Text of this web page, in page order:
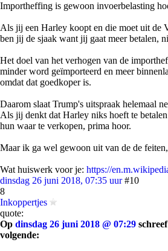
Importheffing is gewoon invoerbelasting
Als jij een Harley koopt en die moet uit de
ben jij de sjaak want jij gaat meer betalen,
Het doel van het verhogen van de
minder word geïmporteerd en meer
omdat dat goedkoper is.
Daarom slaat Trump's uitspraak helemaal
Als jij denkt dat Harley niks hoeft te
hun waar te verkopen, prima hoor.
Maar ik ga wel gewoon uit van de de
Wat huiswerk voor je: https://
dinsdag 26 juni 2018, 07:35 uur #10
8
Inkoppertjes
quote:
Op dinsdag 26 juni 2018 @ 07:29 schreef
volgende: